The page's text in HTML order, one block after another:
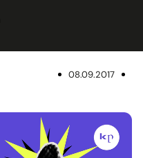
08.09.2017